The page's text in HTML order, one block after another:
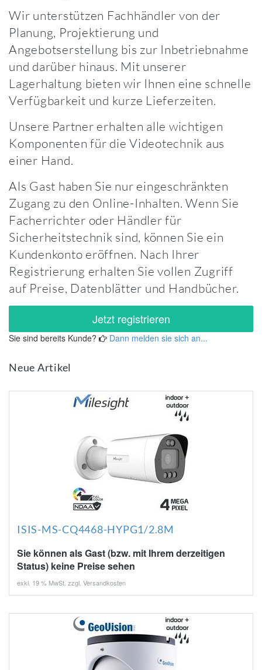
Wir unterstützen Fachhändler von der
Planung, Projektierung und
Angebotserstellung bis zur Inbetriebnahme
und darüber hinaus. Mit unserer
Lagerhaltung bieten wir Ihnen eine schnelle
Verfügbarkeit und kurze Lieferzeiten.
Unsere Partner erhalten alle wichtigen
Komponenten für die Videotechnik aus
einer Hand.
Als Gast haben Sie nur eingeschränkten
Zugang zu den Online-Inhalten. Wenn Sie
Facherrichter oder Händler für
Sicherheitstechnik sind, können Sie ein
Kundenkonto eröffnen. Nach Ihrer
Registrierung erhalten Sie vollen Zugriff
auf Preise, Datenblätter und Handbücher.
Jetzt registrieren
Sie sind bereits Kunde? Dann melden sie sich an...
Neue Artikel
ISIS-MS-CQ4468-HYPG1/2.8M
Sie können als Gast (bzw. mit Ihrem derzeitigen
Status) keine Preise sehen
exkl. 19 % MwSt. zzgl. Versandkosten